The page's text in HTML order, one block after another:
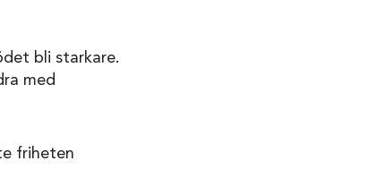
bli starkare.
med
friheten